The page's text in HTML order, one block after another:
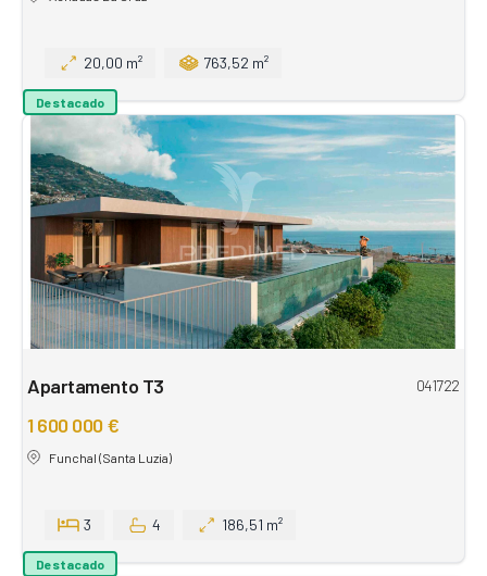
20,00 m² 763,52 m²
Destacado
Apartamento T3 041722
1 600 000 €
Funchal (Santa Luzia)
3 4 186,51 m²
Destacado